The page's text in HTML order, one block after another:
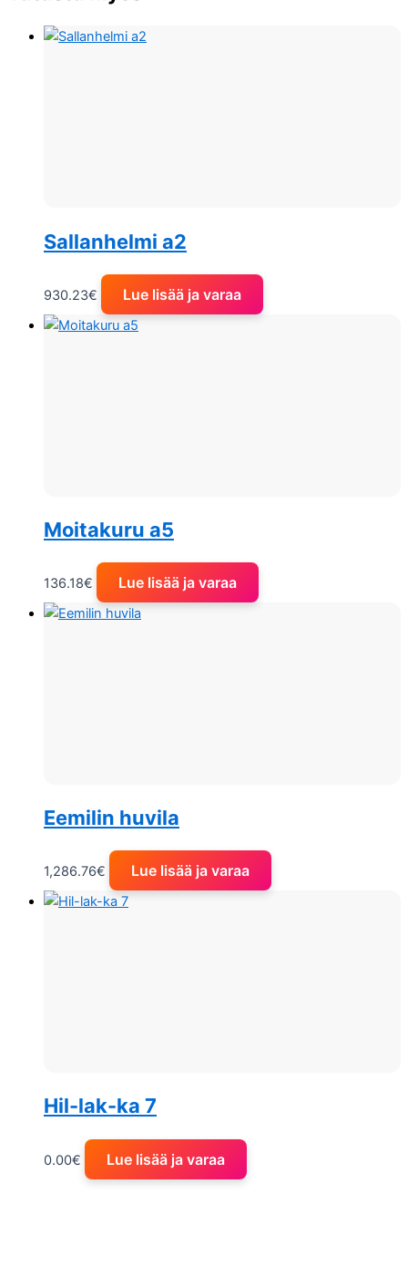
Sallanhelmi a2
930.23€ Lue lisää ja varaa
Moitakuru a5
136.18€ Lue lisää ja varaa
Eemilin huvila
1,286.76€ Lue lisää ja varaa
Hil-lak-ka 7
0.00€ Lue lisää ja varaa